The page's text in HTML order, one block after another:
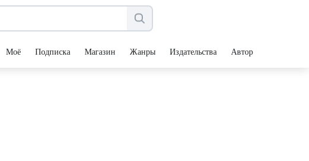
Моё Подписка Магазин Жанры Издательства Авторы